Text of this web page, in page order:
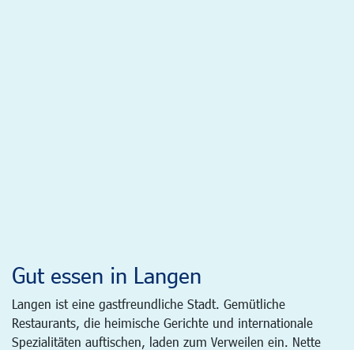
Gut essen in Langen
Langen ist eine gastfreundliche Stadt. Gemütliche
Restaurants, die heimische Gerichte und internationale
Spezialitäten auftischen, laden zum Verweilen ein. Nette